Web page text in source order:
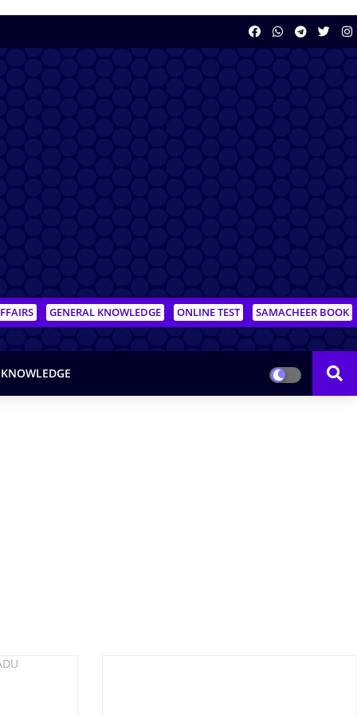
GENERAL KNOWLEDGE ONLINE TEST SAMACHEER BOOK